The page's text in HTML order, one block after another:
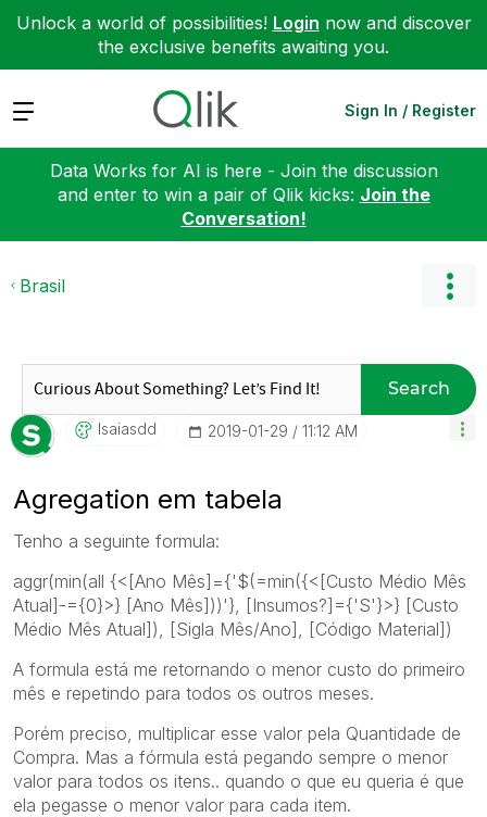
Unlock a world of possibilities! Login now and discover
the exclusive benefits awaiting you.
Expand Sign In / Register
Data Works for AI is here - Join the discussion
and enter to win a pair of Qlik kicks: Join the
Conversation!
Brasil
Search
Isaiasdd ‎2019-01-29 11:12 AM
Agregation em tabela
Tenho a seguinte formula:
aggr(min(all {<[Ano Mês]={'$(=min({<[Custo Médio Mês
Atual]-={0}>} [Ano Mês]))'}, [Insumos?]={'S'}>} [Custo
Médio Mês Atual]), [Sigla Mês/Ano], [Código Material])
A formula está me retornando o menor custo do primeiro
mês e repetindo para todos os outros meses.
Porém preciso, multiplicar esse valor pela Quantidade de
Compra. Mas a fórmula está pegando sempre o menor
valor para todos os itens.. quando o que eu queria é que
ela pegasse o menor valor para cada item.